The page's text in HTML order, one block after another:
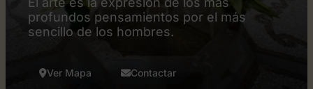
profundos pensamientos por el más
sencillo de los hombres.
Ver Mapa Contactar